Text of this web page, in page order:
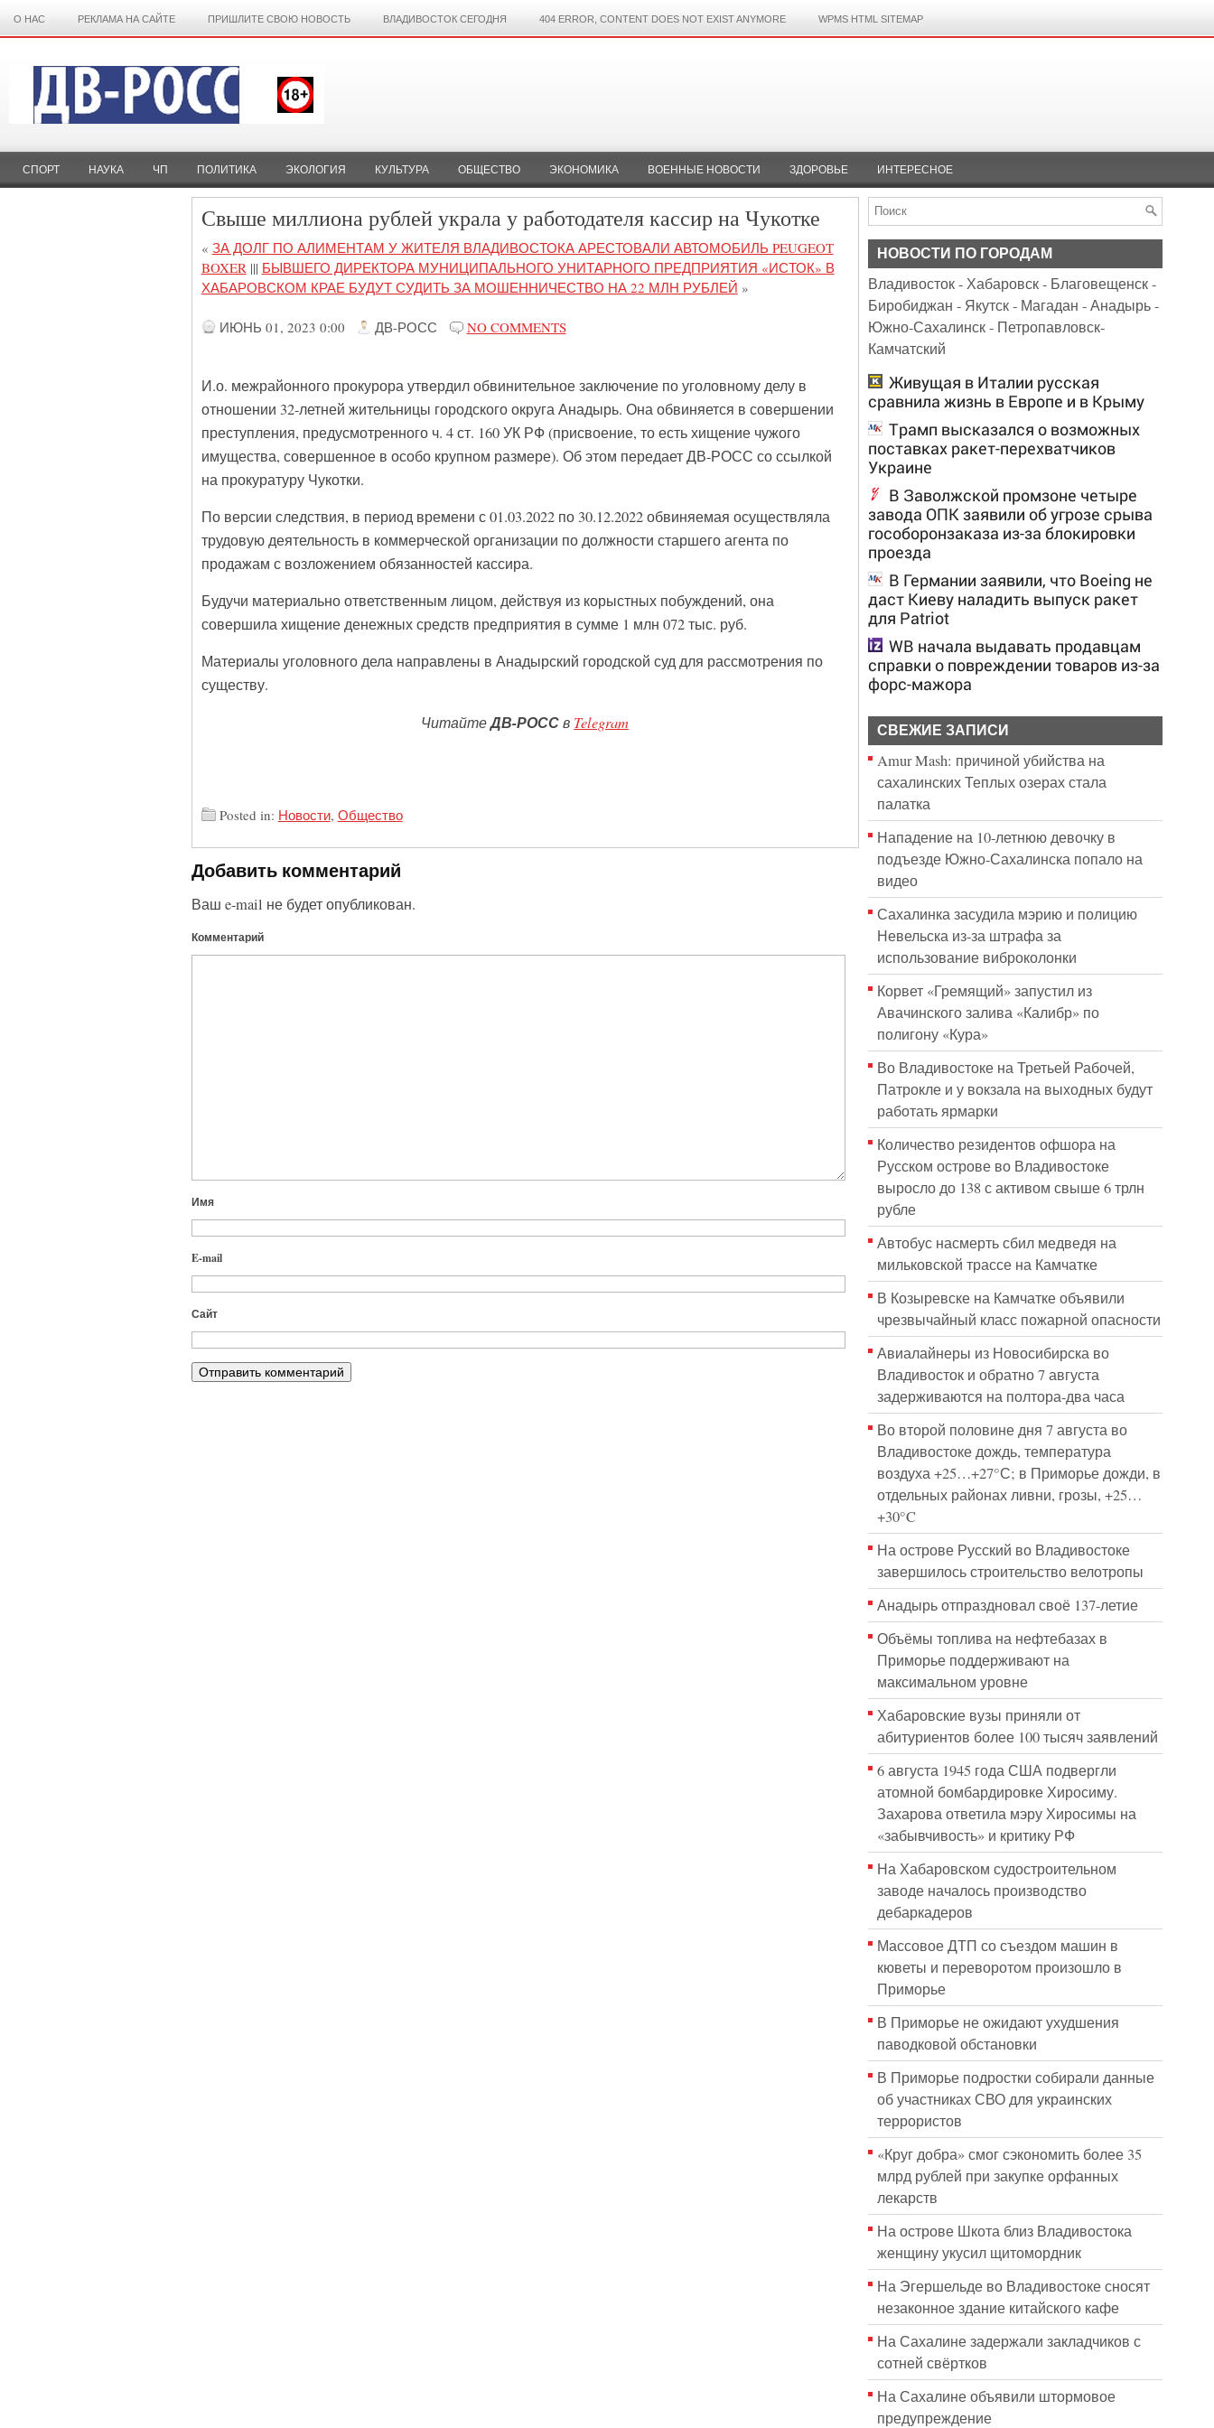
О НАС РЕКЛАМА НА САЙТЕ ПРИШЛИТЕ СВОЮ НОВОСТЬ ВЛАДИВОСТОК СЕГОДНЯ 404 ERROR, CONTENT DOES NOT EXIST ANYMORE WPMS HTML SITEMAP
СПОРТ НАУКА ЧП ПОЛИТИКА ЭКОЛОГИЯ КУЛЬТУРА ОБЩЕСТВО ЭКОНОМИКА ВОЕННЫЕ НОВОСТИ ЗДОРОВЬЕ ИНТЕРЕСНОЕ
Свыше миллиона рублей украла у работодателя кассир на Чукотке
« ЗА ДОЛГ ПО АЛИМЕНТАМ У ЖИТЕЛЯ ВЛАДИВОСТОКА АРЕСТОВАЛИ АВТОМОБИЛЬ PEUGEOT
BOXER||| БЫВШЕГО ДИРЕКТОРА МУНИЦИПАЛЬНОГО УНИТАРНОГО ПРЕДПРИЯТИЯ «ИСТОК» В
ХАБАРОВСКОМ КРАЕ БУДУТ СУДИТЬ ЗА МОШЕННИЧЕСТВО НА 22 МЛН РУБЛЕЙ »
ИЮНЬ 01, 2023 0:00 ДВ-РОСС NO COMMENTS
И.о. межрайонного прокурора утвердил обвинительное заключение по уголовному делу в
отношении 32-летней жительницы городского округа Анадырь. Она обвиняется в совершении
преступления, предусмотренного ч. 4 ст. 160 УК РФ (присвоение, то есть хищение чужого
имущества, совершенное в особо крупном размере). Об этом передает ДВ-РОСС со ссылкой
на прокуратуру Чукотки.
По версии следствия, в период времени с 01.03.2022 по 30.12.2022 обвиняемая осуществляла
трудовую деятельность в коммерческой организации по должности старшего агента по
продажам с возложением обязанностей кассира.
Будучи материально ответственным лицом, действуя из корыстных побуждений, она
совершила хищение денежных средств предприятия в сумме 1 млн 072 тыс. руб.
Материалы уголовного дела направлены в Анадырский городской суд для рассмотрения по
существу.
ЧитайтеДВ-РОССв Telegram
Posted in: Новости, Общество
Добавить комментарий
Ваш e-mail не будет опубликован.
Комментарий
Имя
E-mail
Сайт
НОВОСТИ ПО ГОРОДАМ
Владивосток-Хабаровск- Благовещенск-
Биробиджан - Якутск- Магадан -Анадырь-
Южно-Сахалинск- Петропавловск-
Камчатский
Живущая в Италии русская
сравнила жизнь в Европе и в Крыму
Трамп высказался о возможных
поставках ракет-перехватчиков
Украине
В Заволжской промзоне четыре
завода ОПК заявили об угрозе срыва
гособоронзаказа из-за блокировки
проезда
В Германии заявили, что Boeing не
даст Киеву наладить выпуск ракет
для Patriot
WB начала выдавать продавцам
справки о повреждении товаров из-за
форс-мажора
СВЕЖИЕ ЗАПИСИ
Amur Mash: причиной убийства на
сахалинских Теплых озерах стала
палатка
Нападение на 10-летнюю девочку в
подъезде Южно-Сахалинска попало на
видео
Сахалинка засудила мэрию и полицию
Невельска из-за штрафа за
использование виброколонки
Корвет «Гремящий» запустил из
Авачинского залива «Калибр» по
полигону «Кура»
Во Владивостоке на Третьей Рабочей,
Патрокле и у вокзала на выходных будут
работать ярмарки
Количество резидентов офшора на
Русском острове во Владивостоке
выросло до 138 с активом свыше 6 трлн
рубле
Автобус насмерть сбил медведя на
мильковской трассе на Камчатке
В Козыревске на Камчатке объявили
чрезвычайный класс пожарной опасности
Авиалайнеры из Новосибирска во
Владивосток и обратно 7 августа
задерживаются на полтора-два часа
Во второй половине дня 7 августа во
Владивостоке дождь, температура
воздуха +25…+27°С; в Приморье дожди, в
отдельных районах ливни, грозы, +25…
+30°C
На острове Русский во Владивостоке
завершилось строительство велотропы
Анадырь отпраздновал своё 137-летие
Объёмы топлива на нефтебазах в
Приморье поддерживают на
максимальном уровне
Хабаровские вузы приняли от
абитуриентов более 100 тысяч заявлений
6 августа 1945 года США подвергли
атомной бомбардировке Хиросиму.
Захарова ответила мэру Хиросимы на
«забывчивость» и критику РФ
На Хабаровском судостроительном
заводе началось производство
дебаркадеров
Массовое ДТП со съездом машин в
кюветы и переворотом произошло в
Приморье
В Приморье не ожидают ухудшения
паводковой обстановки
В Приморье подростки собирали данные
об участниках СВО для украинских
террористов
«Круг добра» смог сэкономить более 35
млрд рублей при закупке орфанных
лекарств
На острове Шкота близ Владивостока
женщину укусил щитомордник
На Эгершельде во Владивостоке сносят
незаконное здание китайского кафе
На Сахалине задержали закладчиков с
сотней свёртков
На Сахалине объявили штормовое
предупреждение